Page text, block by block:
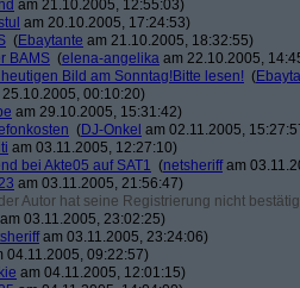
am 21.10.2005, 12:55:03)
am 20.10.2005, 17:24:53)
(Ebaytante am 21.10.2005, 18:32:55)
BAMS (elena-angelika am 22.10.2005,
Bild am Sonntag!Bitte lesen! (
00:10:20)
am 29.10.2005, 15:31:42)
(DJ-Onkel am 02.11.2005,
am 03.11.2005, 12:27:10)
bei Akte05 auf SAT1 (netsheriffam
am 03.11.2005, 21:56:47)
Autor hat seine Registrierung nicht
am 03.11.2005, 23:02:25)
am 03.11.2005, 23:24:06)
04.11.2005, 09:22:57)
am 04.11.2005, 12:01:15)